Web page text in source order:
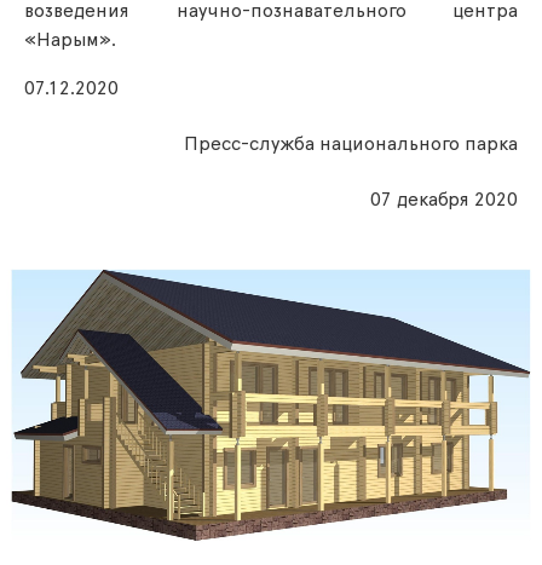
возведения научно-познавательного центра
«Нарым».
07.12.2020
Пресс-служба национального парка
07 декабря 2020